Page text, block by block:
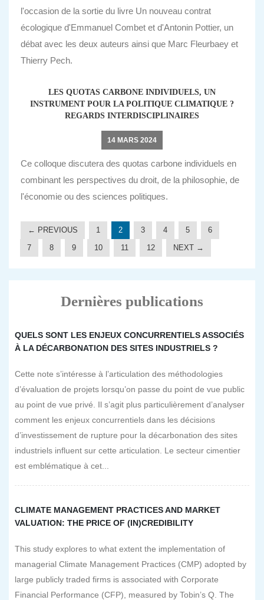
l'occasion de la sortie du livre Un nouveau contrat
écologique d'Emmanuel Combet et d'Antonin Pottier, un
débat avec les deux auteurs ainsi que Marc Fleurbaey et
Thierry Pech.
LES QUOTAS CARBONE INDIVIDUELS, UN
INSTRUMENT POUR LA POLITIQUE CLIMATIQUE ?
REGARDS INTERDISCIPLINAIRES
14 MARS 2024
Ce colloque discutera des quotas carbone individuels en
combinant les perspectives du droit, de la philosophie, de
l'économie ou des sciences politiques.
← PREVIOUS 1 2 3 4 5
6
7
8 9 10 11 12 NEXT →
Dernières publications
QUELS SONT LES ENJEUX CONCURRENTIELS ASSOCIÉS
À LA DÉCARBONATION DES SITES INDUSTRIELS ?
Cette note s’intéresse à l’articulation des méthodologies
d’évaluation de projets lorsqu’on passe du point de vue public
au point de vue privé. Il s’agit plus particulièrement d’analyser
comment les enjeux concurrentiels dans les décisions
d’investissement de rupture pour la décarbonation des sites
industriels influent sur cette articulation. Le secteur cimentier
est emblématique à cet...
CLIMATE MANAGEMENT PRACTICES AND MARKET
VALUATION: THE PRICE OF (IN)CREDIBILITY
This study explores to what extent the implementation of
managerial Climate Management Practices (CMP) adopted by
large publicly traded firms is associated with Corporate
Financial Performance (CFP), measured by Tobin’s Q. The